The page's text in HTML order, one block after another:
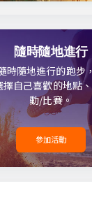
隨時隨地進行
隨地進行的跑步
自己喜歡的地點
動/比賽。
參加活動